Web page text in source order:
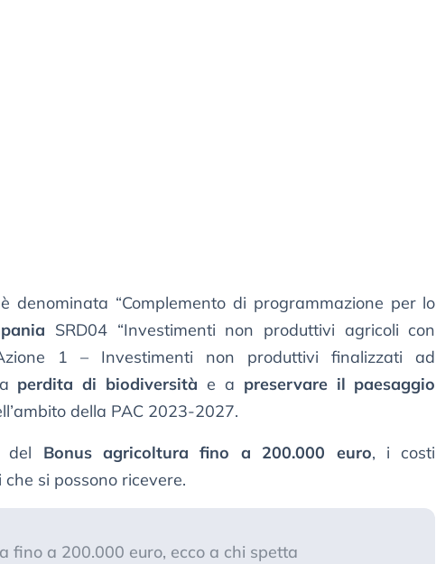
denominata “Complemento di programmazione per lo
SRD04 “Investimenti non produttivi agricoli con
1 – Investimenti non produttivi finalizzati ad
perdita di biodiversità e a preservare il paesaggio
della PAC 2023-2027.
del Bonus agricoltura fino a 200.000 euro, i costi
si possono ricevere.
fino a 200.000 euro, ecco a chi spetta